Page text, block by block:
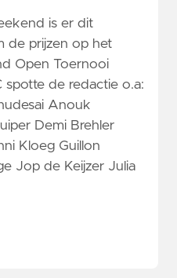
is er dit
de prijzen op het
Open Toernooi
spotte de redactie o.a:
Anouk
Demi Brehler
Kloeg Guillon
Jop de Keijzer Julia